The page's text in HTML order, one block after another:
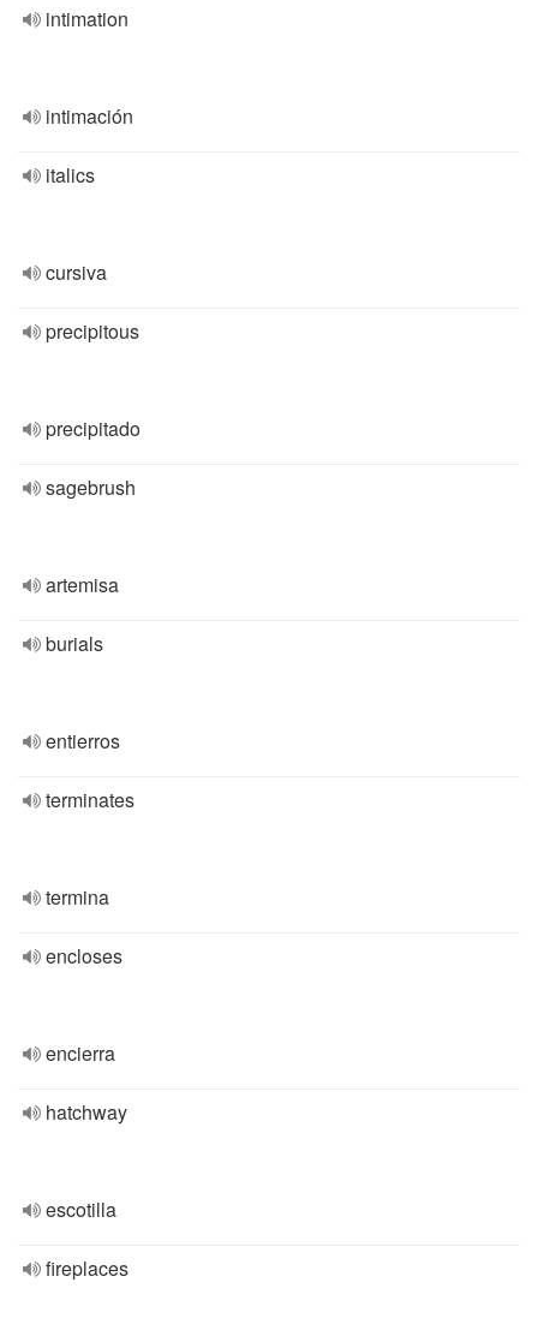
intimation
intimación
italics
cursiva
precipitous
precipitado
sagebrush
artemisa
burials
entierros
terminates
termina
encloses
encierra
hatchway
escotilla
fireplaces